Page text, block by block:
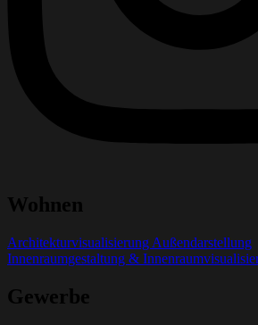
Wohnen
Architekturvisualisierung Außendarstellung
Innenraumgestaltung &
Gewerbe